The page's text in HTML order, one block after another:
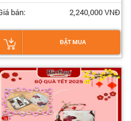
bán: 2,240,000 VNĐ
ĐẶT MUA